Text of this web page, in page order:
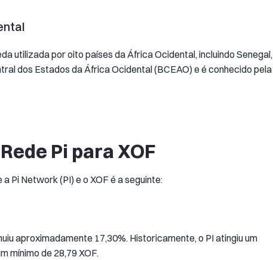
utilizada por oito países da África Ocidental, incluindo Senegal,
dos Estados da África Ocidental (BCEAO) e é conhecido pela
Pi para XOF
Pi Network (PI) e o XOF é a seguinte:
aproximadamente 17,30%. Historicamente, o PI atingiu um
mínimo de 28,79 XOF.